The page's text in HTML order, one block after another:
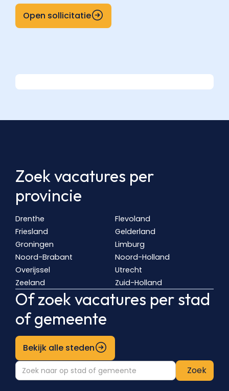
Open sollicitatie
Zoek vacatures per
provincie
Drenthe
Flevoland
Friesland
Gelderland
Groningen
Limburg
Noord-Brabant
Noord-Holland
Overijssel
Utrecht
Zeeland
Zuid-Holland
Of zoek vacatures per stad
of gemeente
Bekijk alle steden